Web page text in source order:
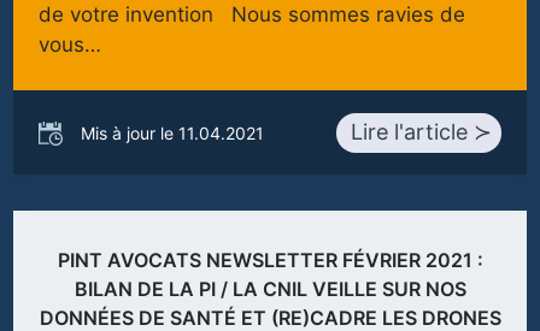
de votre invention Nous sommes ravies de
vous…
Mis à jour le 11.04.2021 Lire l'article ≻
PINT AVOCATS NEWSLETTER FÉVRIER 2021 :
BILAN DE LA PI / LA CNIL VEILLE SUR NOS
DONNÉES DE SANTÉ ET (RE)CADRE LES DRONES